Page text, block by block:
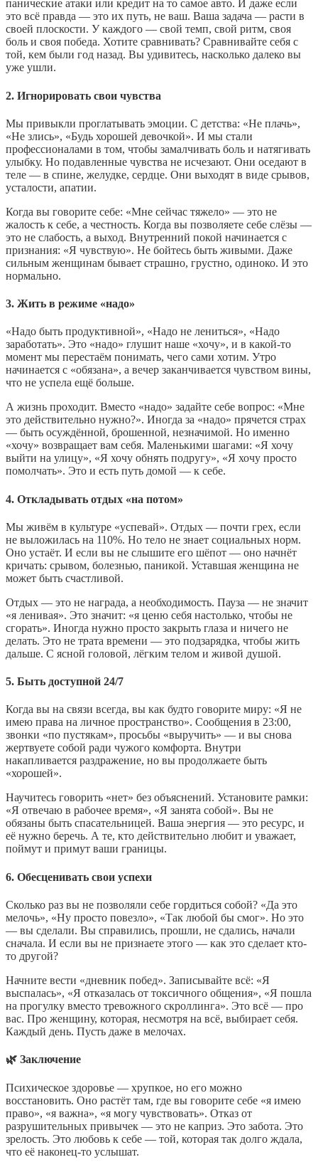
панические атаки или кредит на то самое авто. И даже если
это всё правда — это их путь, не ваш. Ваша задача — расти в
своей плоскости. У каждого — свой темп, свой ритм, своя
боль и своя победа. Хотите сравнивать? Сравнивайте себя с
той, кем были год назад. Вы удивитесь, насколько далеко вы
уже ушли.
2. Игнорировать свои чувства
Мы привыкли проглатывать эмоции. С детства: «Не плачь»,
«Не злись», «Будь хорошей девочкой». И мы стали
профессионалами в том, чтобы замалчивать боль и натягивать
улыбку. Но подавленные чувства не исчезают. Они оседают в
теле — в спине, желудке, сердце. Они выходят в виде срывов,
усталости, апатии.
Когда вы говорите себе: «Мне сейчас тяжело» — это не
жалость к себе, а честность. Когда вы позволяете себе слёзы —
это не слабость, а выход. Внутренний покой начинается с
признания: «Я чувствую». Не бойтесь быть живыми. Даже
сильным женщинам бывает страшно, грустно, одиноко. И это
нормально.
3. Жить в режиме «надо»
«Надо быть продуктивной», «Надо не лениться», «Надо
заработать». Это «надо» глушит наше «хочу», и в какой-то
момент мы перестаём понимать, чего сами хотим. Утро
начинается с «обязана», а вечер заканчивается чувством вины,
что не успела ещё больше.
А жизнь проходит. Вместо «надо» задайте себе вопрос: «Мне
это действительно нужно?». Иногда за «надо» прячется страх
— быть осуждённой, брошенной, незначимой. Но именно
«хочу» возвращает вам себя. Маленькими шагами: «Я хочу
выйти на улицу», «Я хочу обнять подругу», «Я хочу просто
помолчать». Это и есть путь домой — к себе.
4. Откладывать отдых «на потом»
Мы живём в культуре «успевай». Отдых — почти грех, если
не выложилась на 110%. Но тело не знает социальных норм.
Оно устаёт. И если вы не слышите его шёпот — оно начнёт
кричать: срывом, болезнью, паникой. Уставшая женщина не
может быть счастливой.
Отдых — это не награда, а необходимость. Пауза — не значит
«я ленивая». Это значит: «я ценю себя настолько, чтобы не
сгорать». Иногда нужно просто закрыть глаза и ничего не
делать. Это не трата времени — это подзарядка, чтобы жить
дальше. С ясной головой, лёгким телом и живой душой.
5. Быть доступной 24/7
Когда вы на связи всегда, вы как будто говорите миру: «Я не
имею права на личное пространство». Сообщения в 23:00,
звонки «по пустякам», просьбы «выручить» — и вы снова
жертвуете собой ради чужого комфорта. Внутри
накапливается раздражение, но вы продолжаете быть
«хорошей».
Научитесь говорить «нет» без объяснений. Установите рамки:
«Я отвечаю в рабочее время», «Я занята собой». Вы не
обязаны быть спасательницей. Ваша энергия — это ресурс, и
её нужно беречь. А те, кто действительно любит и уважает,
поймут и примут ваши границы.
6. Обесценивать свои успехи
Сколько раз вы не позволяли себе гордиться собой? «Да это
мелочь», «Ну просто повезло», «Так любой бы смог». Но это
— вы сделали. Вы справились, прошли, не сдались, начали
сначала. И если вы не признаете этого — как это сделает кто-
то другой?
Начните вести «дневник побед». Записывайте всё: «Я
выспалась», «Я отказалась от токсичного общения», «Я пошла
на прогулку вместо тревожного скроллинга». Это всё — про
вас. Про женщину, которая, несмотря на всё, выбирает себя.
Каждый день. Пусть даже в мелочах.
🌿 Заключение
Психическое здоровье — хрупкое, но его можно
восстановить. Оно растёт там, где вы говорите себе «я имею
право», «я важна», «я могу чувствовать». Отказ от
разрушительных привычек — это не каприз. Это забота. Это
зрелость. Это любовь к себе — той, которая так долго ждала,
что её наконец-то услышат.